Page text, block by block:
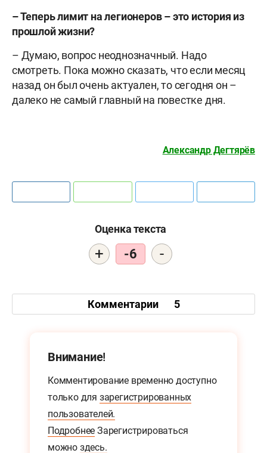
– Теперь лимит на легионеров – это история из
прошлой жизни?
– Думаю, вопрос неоднозначный. Надо
смотреть. Пока можно сказать, что если месяц
назад он был очень актуален, то сегодня он –
далеко не самый главный на повестке дня.
Александр Дегтярёв
Оценка текста
+ -6 -
Комментарии 5
Внимание!
Комментирование временно доступно
только для зарегистрированных
пользователей.
Подробнее Зарегистрироваться
можно здесь.